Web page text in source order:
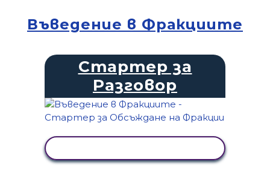
Въведение в Фракциите
Стартер за
Разговор